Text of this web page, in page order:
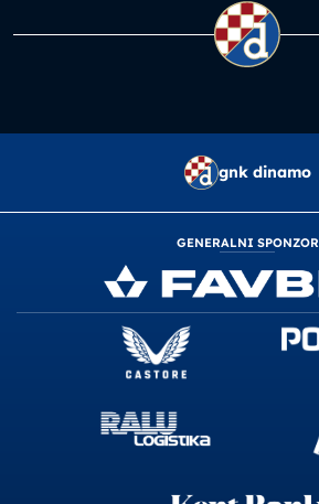
gnk dinamo
GENERALNI SPONZOR